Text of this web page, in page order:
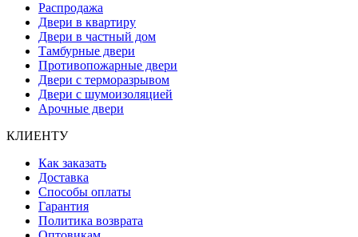
Распродажа
Двери в квартиру
Двери в частный дом
Тамбурные двери
Противопожарные двери
Двери с терморазрывом
Двери с шумоизоляцией
Арочные двери
КЛИЕНТУ
Как заказать
Доставка
Способы оплаты
Гарантия
Политика возврата